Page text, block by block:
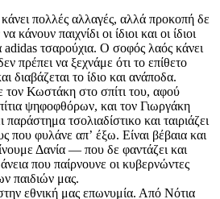
πολλές αλλαγές, αλλά προκοπή δε
κάνουν παιχνίδι οι ίδιοι και οι ίδιοι
adidas τσαρούχια. Ο σοφός λαός κάνει
πρέπει να ξεχνάμε ότι το επίθετο
διαβάζεται το ίδιο και ανάποδα.
τον Κωστάκη στο σπίτι του, αφού
ψηφοφθόρων, και τον Γιωργάκη
τσολιαδίστικο και ταιριάζει
που φυλάνε απʼ έξω. Είναι βέβαια και
Δανία — που δε φαντάζει και
που παίρνουνε οι κυβερνώντες
παιδιών μας.
εθνική μας επωνυμία. Από Νότια